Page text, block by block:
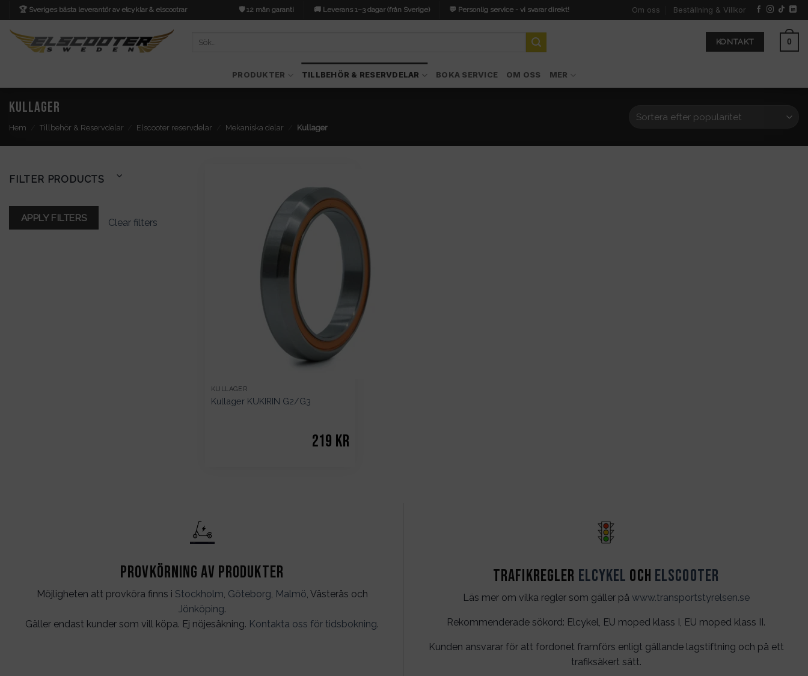
to
content
🏆 Sveriges bästa leverantör av elcyklar & elscootrar 🛡️ 12 mån garanti 🚚 Leverans 1–3 dagar (från Sverige) 💬 Personlig service - vi svarar direkt! Om oss Beställning & Villkor
KONTAKT 0
PRODUKTER TILLBEHÖR & RESERVDELAR BOKA SERVICE OM OSS MER
Kullager
Hem Tillbehör & Reservdelar Elscooter reservdelar Mekaniska delar Kullager
FILTER PRODUCTS
APPLY FILTERS Clear filters
KULLAGER
Kullager KUKIRIN G2/G3
219 kr
Provkörning av produkter
Möjligheten att provköra finns i Stockholm Göteborg Malmö , Västerås och
Jönköping.
Gäller endast kunder som vill köpa. Ej nöjesåkning. Kontakta oss för tidsbokning.
Trafikregler Elcykel och Elscooter
Läs mer om vilka regler som gäller på www.transportstyrelsen.se
Rekommenderade sökord: Elcykel, EU moped klass I, EU moped klass II.
Kunden ansvarar för att fordonet framförs enligt gällande lagstiftning och på ett
trafiksäkert sätt.